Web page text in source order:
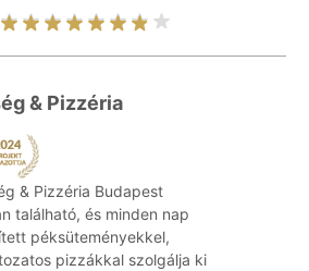
& Pizzéria
& Pizzéria Budapest
található, és minden nap
péksüteményekkel,
pizzákkal szolgálja ki